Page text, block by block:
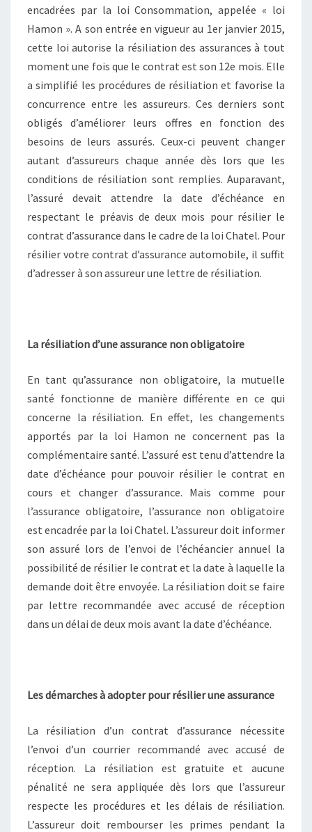
encadrées par la loi Consommation, appelée « loi
Hamon ». A son entrée en vigueur au 1er janvier 2015,
cette loi autorise la résiliation des assurances à tout
moment une fois que le contrat est son 12e mois. Elle
a simplifié les procédures de résiliation et favorise la
concurrence entre les assureurs. Ces derniers sont
obligés d’améliorer leurs offres en fonction des
besoins de leurs assurés. Ceux-ci peuvent changer
autant d’assureurs chaque année dès lors que les
conditions de résiliation sont remplies. Auparavant,
l’assuré devait attendre la date d’échéance en
respectant le préavis de deux mois pour résilier le
contrat d’assurance dans le cadre de la loi Chatel. Pour
résilier votre contrat d’assurance automobile, il suffit
d’adresser à son assureur une lettre de résiliation.
La résiliation d’une assurance non obligatoire
En tant qu’assurance non obligatoire, la mutuelle
santé fonctionne de manière différente en ce qui
concerne la résiliation. En effet, les changements
apportés par la loi Hamon ne concernent pas la
complémentaire santé. L’assuré est tenu d’attendre la
date d’échéance pour pouvoir résilier le contrat en
cours et changer d’assurance. Mais comme pour
l’assurance obligatoire, l’assurance non obligatoire
est encadrée par la loi Chatel. L’assureur doit informer
son assuré lors de l’envoi de l’échéancier annuel la
possibilité de résilier le contrat et la date à laquelle la
demande doit être envoyée. La résiliation doit se faire
par lettre recommandée avec accusé de réception
dans un délai de deux mois avant la date d’échéance.
Les démarches à adopter pour résilier une assurance
La résiliation d’un contrat d’assurance nécessite
l’envoi d’un courrier recommandé avec accusé de
réception. La résiliation est gratuite et aucune
pénalité ne sera appliquée dès lors que l’assureur
respecte les procédures et les délais de résiliation.
L’assureur doit rembourser les primes pendant la